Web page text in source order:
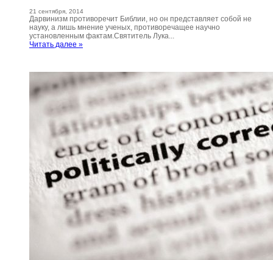
21 сентября, 2014
Дарвинизм противоречит Библии, но он представляет собой не
науку, а лишь мнение ученых, противоречащее научно
установленным фактам.Святитель Лука...
Читать далее »